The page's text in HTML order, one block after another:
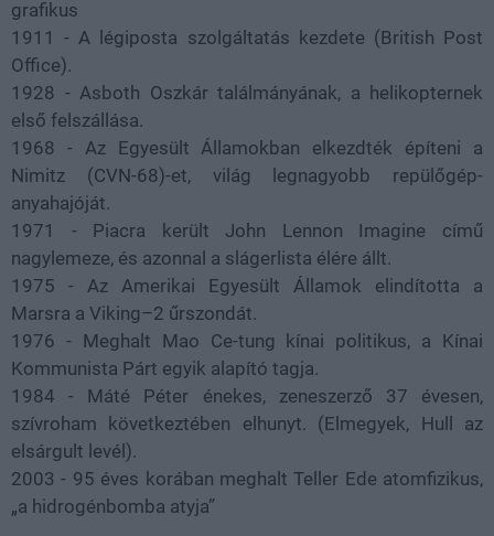
grafikus
1911 - A légiposta szolgáltatás kezdete (British Post
Office).
1928 - Asboth Oszkár találmányának, a helikopternek
első felszállása.
1968 - Az Egyesült Államokban elkezdték építeni a
Nimitz (CVN-68)-et, világ legnagyobb repülőgép-
anyahajóját.
1971 - Piacra került John Lennon Imagine című
nagylemeze, és azonnal a slágerlista élére állt.
1975 - Az Amerikai Egyesült Államok elindította a
Marsra a Viking–2 űrszondát.
1976 - Meghalt Mao Ce-tung kínai politikus, a Kínai
Kommunista Párt egyik alapító tagja.
1984 - Máté Péter énekes, zeneszerző 37 évesen,
szívroham következtében elhunyt. (Elmegyek, Hull az
elsárgult levél).
2003 - 95 éves korában meghalt Teller Ede atomfizikus,
„a hidrogénbomba atyja”